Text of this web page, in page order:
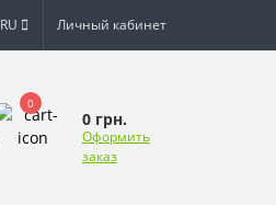
RU Личный кабинет
0
0 грн.
Оформить
заказ